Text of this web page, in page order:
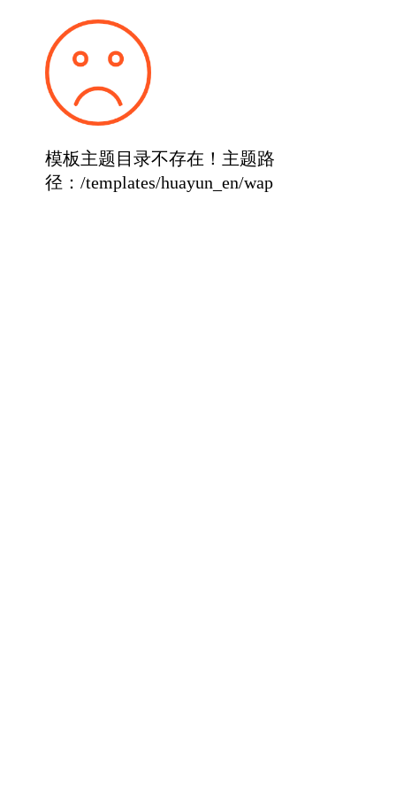
模板主题目录不存在！主题路
径：/templates/huayun_en/wap